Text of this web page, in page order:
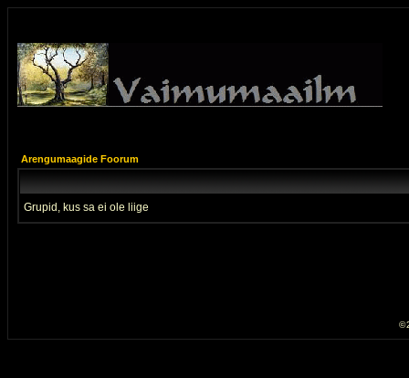
Arengumaagide Foorum
Grupid, kus sa ei ole liige
©